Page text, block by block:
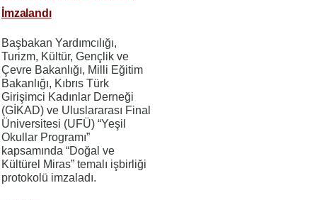
İmzalandı
Başbakan Yardımcılığı,
Turizm, Kültür, Gençlik ve
Çevre Bakanlığı, Milli Eğitim
Bakanlığı, Kıbrıs Türk
Girişimci Kadınlar Derneği
(GİKAD) ve Uluslararası Final
Üniversitesi (UFÜ) “Yeşil
Okullar Programı”
kapsamında “Doğal ve
Kültürel Miras” temalı işbirliği
protokolü imzaladı.